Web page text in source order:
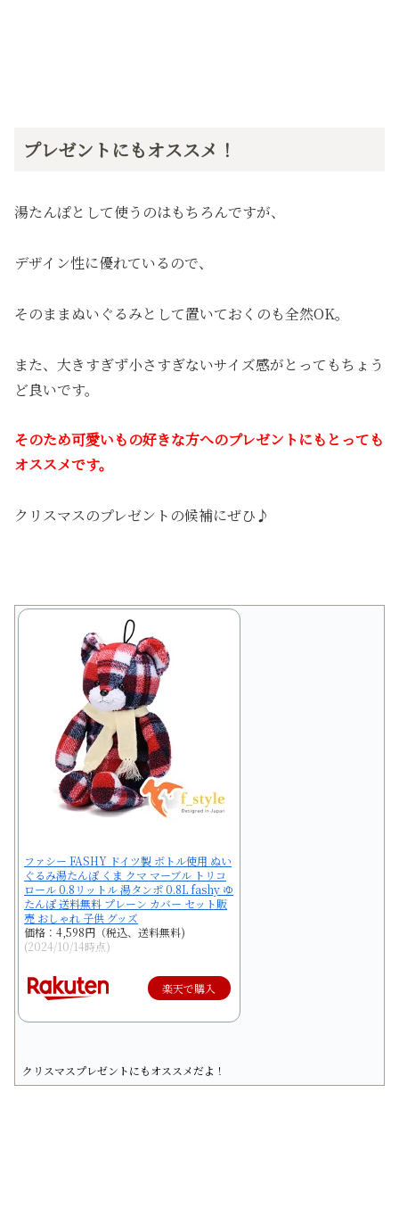
プレゼントにもオススメ！
湯たんぽとして使うのはもちろんですが、
デザイン性に優れているので、
そのままぬいぐるみとして置いておくのも全然OK。
また、大きすぎず小さすぎないサイズ感がとってもちょう
ど良いです。
そのため可愛いもの好きな方へのプレゼントにもとっても
オススメです。
クリスマスのプレゼントの候補にぜひ♪
ファシー FASHY ドイツ製 ボトル使用 ぬい
ぐるみ湯たんぽ くま クマ マーブル トリコ
ロール 0.8リットル 湯タンポ 0.8L fashy ゆ
たんぽ 送料無料 プレーン カバー セット販
売 おしゃれ 子供 グッズ
価格：4,598円（税込、送料無料)
(2024/10/14時点)
楽天で購入
クリスマスプレゼントにもオススメだよ！